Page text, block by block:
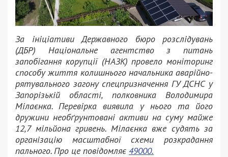
За ініціативи Державного бюро розслідувань
(ДБР) Національне агентство з питань
запобігання корупції (НАЗК) провело моніторинг
способу життя колишнього начальника аварійно-
рятувального загону спецпризначення ГУ ДСНС у
Запорізькій області, полковника Володимира
Мілаєнка. Перевірка виявила у нього та його
дружини необґрунтовані активи на суму майже
12,7 мільйона гривень. Мілаєнка вже судять за
організацію масштабної схеми розкрадання
пального. Про це повідомляє 49000.